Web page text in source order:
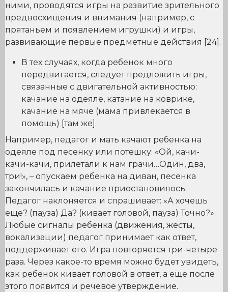
ними, проводятся игры на развитие зрительного
предвосхищения и внимания (например, с
прятаньем и появлением игрушки) и игры,
развивающие первые предметные действия [24].
В тех случаях, когда ребенок много
передвигается, следует предложить игры,
связанные с двигательной активностью:
качание на одеяле, катание на коврике,
качание на мяче (мама привлекается в
помощь) [там же].
Например, педагог и мать качают ребенка на
одеяле под песенку или потешку: «Ой, качи-
качи-качи, прилетали к нам грачи…Один, два,
три!», – опускаем ребенка на диван, песенка
закончилась и качание приостановилось.
Педагог наклоняется и спрашивает: «А хочешь
еще? (пауза) Да? (кивает головой, пауза) Точно?».
Любые сигналы ребенка (движения, жесты,
вокализации) педагог принимает как ответ,
поддерживает его. Игра повторяется три-четыре
раза. Через какое-то время можно будет увидеть,
как ребенок кивает головой в ответ, а еще после
этого появится и речевое утверждение.